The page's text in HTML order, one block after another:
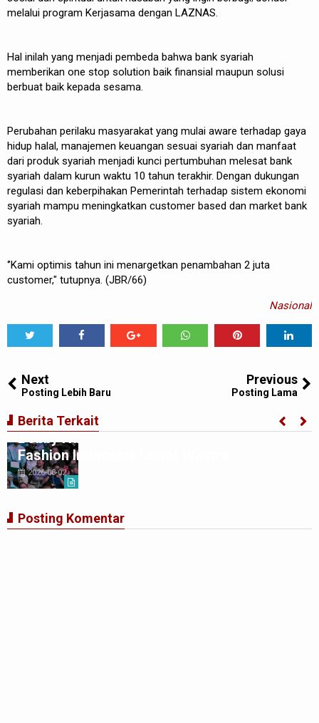
melalui program Kerjasama dengan LAZNAS.
Hal inilah yang menjadi pembeda bahwa bank syariah
memberikan one stop solution baik finansial maupun solusi
berbuat baik kepada sesama.
Perubahan perilaku masyarakat yang mulai aware terhadap gaya
hidup halal, manajemen keuangan sesuai syariah dan manfaat
dari produk syariah menjadi kunci pertumbuhan melesat bank
syariah dalam kurun waktu 10 tahun terakhir. Dengan dukungan
regulasi dan keberpihakan Pemerintah terhadap sistem ekonomi
syariah mampu meningkatkan customer based dan market bank
syariah.
‘’Kami optimis tahun ini menargetkan penambahan 2 juta
customer," tutupnya. (JBR/66)
Nasional
Next
Posting Lebih Baru
Previous
Posting Lama
Berita Terkait
Penutupan Indonesia Fashion Week 2026,
Fashion Indonesia Lewat Wastra
2026-08-02
Posting Komentar